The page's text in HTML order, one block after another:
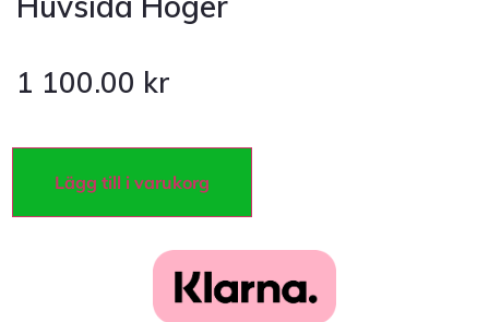
1 100.00 kr
Lägg till i varukorg